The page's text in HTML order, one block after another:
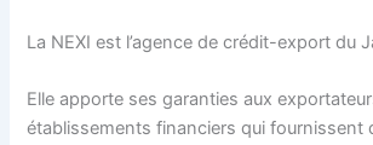
La NEXI est l’agence de crédit-export du
Elle apporte ses garanties aux
établissements financiers qui fournissent